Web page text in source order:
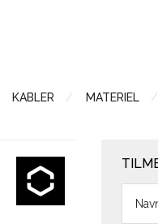
KABLER MATERIEL